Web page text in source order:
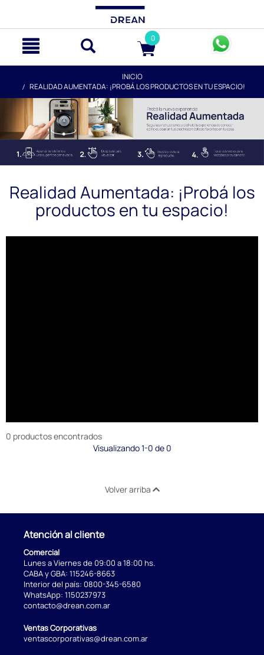
0
INICIO
REALIDAD AUMENTADA: ¡PROBÁ LOS PRODUCTOS EN TU ESPACIO!
Realidad Aumentada: ¡Probá los
productos en tu espacio!
0 productos encontrados
Visualizando 1-0 de 0
Volver arriba
Atención al cliente
Comercial
Lunes a Viernes de 09:00 a 18:00 hs.
CABA y GBA: 115246-8663
Interior del país: 0800-345-6580
WhatsApp: 1150237973
contacto@drean.com.ar
Ventas Corporativas
ventascorporativas@drean.com.ar